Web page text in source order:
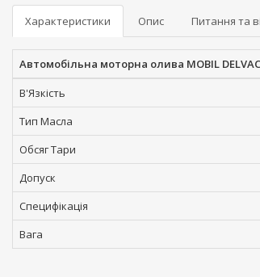
Характеристики Опис Питання та
Автомобільна моторна олива MOBIL DELVAC
В'Язкість
Тип Масла
Обсяг Тари
Допуск
Специфікація
Вага